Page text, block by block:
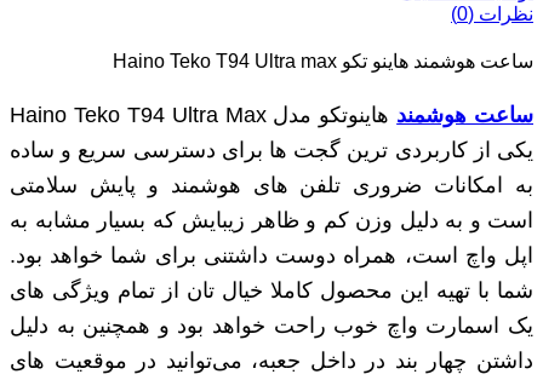
نظرات (0)
ساعت هوشمند هاینو تکو Haino Teko T94 Ultra max
ساعت هوشمند
هاینوتکو مدل Haino Teko T94 Ultra Max
یکی از کاربردی ‌ترین گجت‌ ها برای دسترسی سریع و ساده
به امکانات ضروری تلفن‌ های هوشمند و پایش سلامتی
است و به دلیل وزن کم و ظاهر زیبایش که بسیار مشابه به
اپل واچ است، همراه دوست ‌داشتنی برای شما خواهد بود.
شما با تهیه این محصول کاملا خیال ‌تان از تمام ویژگی‌ های
یک اسمارت واچ خوب راحت خواهد بود و همچنین به دلیل
داشتن چهار بند در داخل جعبه، می‌‌توانید در موقعیت ‌های